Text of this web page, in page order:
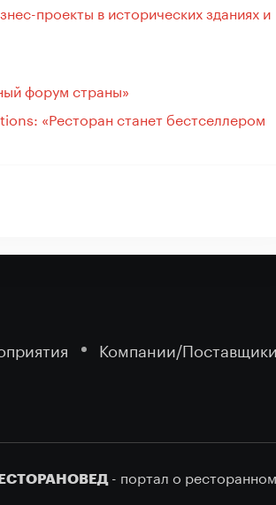
проекты в исторических зданиях и
форум страны»
«Ресторан станет бестселлером
Компании/Поставщики
- портал о